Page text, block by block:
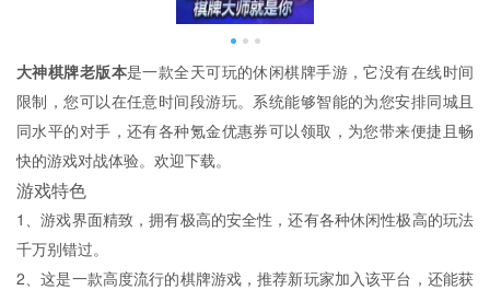
大神棋牌老版本是一款全天可玩的休闲棋牌手游，它没有在线时间
限制，您可以在任意时间段游玩。系统能够智能的为您安排同城且
同水平的对手，还有各种氪金优惠券可以领取，为您带来便捷且畅
快的游戏对战体验。欢迎下载。
游戏特色
1、游戏界面精致，拥有极高的安全性，还有各种休闲性极高的玩法
千万别错过。
2、这是一款高度流行的棋牌游戏，推荐新玩家加入该平台，还能获